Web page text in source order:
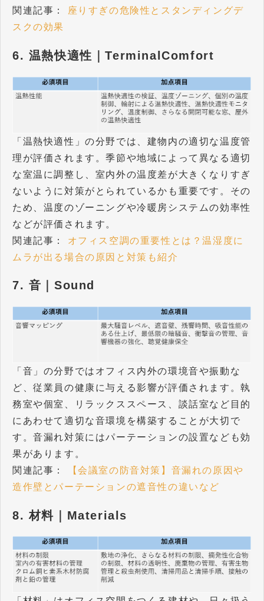
関連記事： 座りすぎの危険性とスタンディングデ
スクの効果
6. 温熱快適性｜TerminalComfort
「温熱快適性」の分野では、建物内の適切な温度管
理が評価されます。季節や地域によって異なる適切
な室温に調整し、室内外の温度差が大きくなりすぎ
ないように対策がとられているかも重要です。その
ため、温度のゾーニングや冷暖房システムの効率性
などが評価されます。
関連記事： オフィス空調の重要性とは？温湿度に
ムラが出る場合の原因と対策も紹介
7. 音｜Sound
「音」の分野ではオフィス内外の環境音や振動な
ど、従業員の健康に与える影響が評価されます。執
務室や個室、リラックススペース、談話室など目的
にあわせて適切な音環境を構築することが大切で
す。音漏れ対策にはパーテーションの設置なども効
果があります。
関連記事：
【会議室の防音対策】音漏れの原因や
造作壁とパーテーションの遮音性の違いなど
8. 材料｜Materials